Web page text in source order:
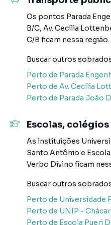
A Abba Negócios
apartamentos, casas
terrenos, lojas e barracões
empreendimentos em
regiões de São Paulo. Aqui
ofertas para encontrar o
seu estilo de vida.
Negocie seu imóvel de
segurança e tranquilidade.
você consegue comprar ou
mesmo não estando na
smartphone. Nós criamos
simplificar a relação de
compradores com o
Os pontos Parada
B/C, Av. Cecília
C/B ficam nessa região.
Buscar outros
Perto de Parada
Perto de Av. Cecília
Perto de Parada João
Escolas,
As instituições
Santo Antônio e
Verbo Divino ficam
Buscar outros
Perto de Universidade
Perto de UNIP -
Perto de Escola Pueri